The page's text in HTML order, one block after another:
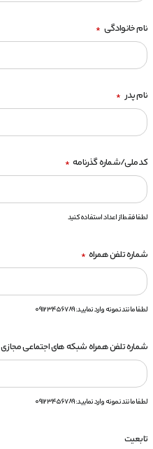
نام خانوادگی *
نام پدر *
کدملی/شماره گذرنامه *
لطفا فقط از اعداد استفاده کنید
شماره تلفن همراه *
لطفا مانند نمونه وارد نمایید: 09123456789
شماره تلفن همراه شبکه های اجتماعی مجازی
لطفا مانند نمونه وارد نمایید: 09123456789
تابعیت